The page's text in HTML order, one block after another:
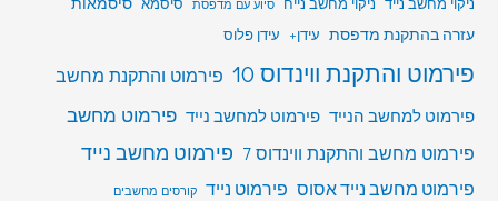
סיוע עם מדפסת
עזרה בהתקנת מדפסת עידן+ עידן פלוס
פירמוט והתקנת ווינדוס 10 פירמוט והתקנת מחשב
פירמוט למחשב הנייד פירמוט למחשב נייד פירמוט מחשב
פירמוט מחשב והתקנת ווינדוס 7
פירמוט מחשב נייד
פירמוט מחשב נייד אסוס פירמוט נייד קורסים מחשבים